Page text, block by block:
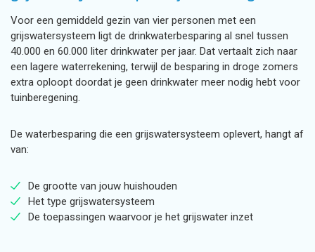
Voor een gemiddeld gezin van vier personen met een
grijswatersysteem ligt de drinkwaterbesparing al snel tussen
40.000 en 60.000 liter drinkwater per jaar. Dat vertaalt zich naar
een lagere waterrekening, terwijl de besparing in droge zomers
extra oploopt doordat je geen drinkwater meer nodig hebt voor
tuinberegening.
De waterbesparing die een grijswatersysteem oplevert, hangt af
van:
De grootte van jouw huishouden
Het type grijswatersysteem
De toepassingen waarvoor je het grijswater inzet